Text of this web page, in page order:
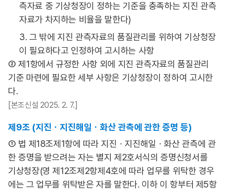
측자료 중 기상청장이 정하는 기준을 충족하는 지진 관측
자료가 차지하는 비율을 말한다)
3. 그 밖에 지진 관측자료의 품질관리를 위하여 기상청장
이 필요하다고 인정하여 고시하는 사항
② 제1항에서 규정한 사항 외에 지진 관측자료의 품질관리
기준 마련에 필요한 세부 사항은 기상청장이 정하여 고시한
다.
[본조신설 2025. 2. 7.]
제9조 (지진ㆍ지진해일ㆍ화산 관측에 관한 증명 등)
① 법 제18조제1항에 따라 지진ㆍ지진해일ㆍ화산 관측에 관
한 증명을 받으려는 자는 별지 제2호서식의 증명신청서를
기상청장(영 제12조제2항제4호에 따라 업무를 위탁한 경우
에는 그 업무를 위탁받은 자를 말한다. 이하 이 항부터 제5항